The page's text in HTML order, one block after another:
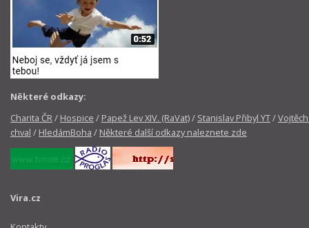
Některé odkazy:
Charita ČR/ Hospice / Papež Lev XIV. (RaVat)/ Stanislav Přibyl YT/
chval / HledámBoha / Některé další odkazy naleznete zde
Vira.cz